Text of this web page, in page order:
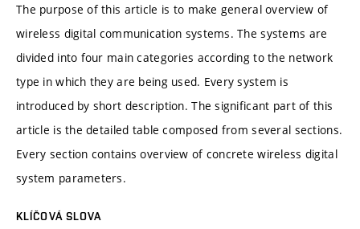
The purpose of this article is to make general overview of
wireless digital communication systems. The systems are
divided into four main categories according to the network
type in which they are being used. Every system is
introduced by short description. The significant part of this
article is the detailed table composed from several sections.
Every section contains overview of concrete wireless digital
system parameters.
KLÍČOVÁ SLOVA